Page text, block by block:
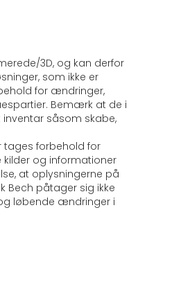
3D, og kan derfor
som ikke er
for ændringer,
Bemærk at de i
såsom skabe,
tages forbehold for
og informationer
at oplysningerne på
Bech påtager sig ikke
løbende ændringer i